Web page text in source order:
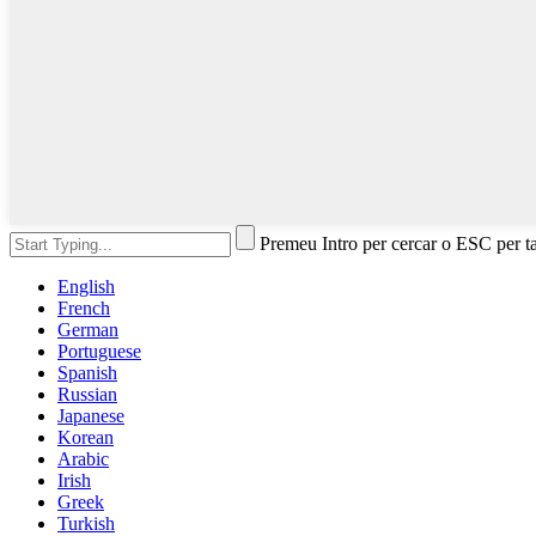
Premeu Intro per cercar o ESC per
English
French
German
Portuguese
Spanish
Russian
Japanese
Korean
Arabic
Irish
Greek
Turkish